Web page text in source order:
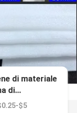
di materiale
di
$5